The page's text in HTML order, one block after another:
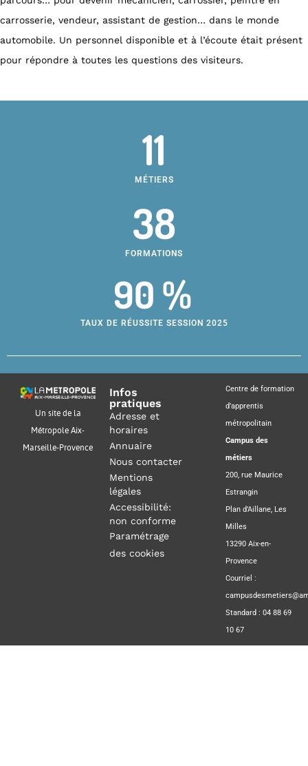
carrosserie, vendeur, assistant de gestion… dans le monde
automobile. Un personnel disponible et à l’écoute était présent
pour répondre à toutes les questions des visiteurs.
11
MÉTIERS
38
FORMATIONS
90 %
TAUX DE RÉUSSITE SESSION 2025
Un site de la
Métropole Aix-
Marseille-Provence
Infos
pratiques
Adresse et
horaires
Annuaire
Nous contacter
Mentions
légales
Accessibilité:
non conforme
Paramétrage
des cookies
Centre de formation
d’apprentis
métropolitain
Campus des
métiers
200, rue Maurice
Estrangin
Plan d’Aillane, Les
Milles
13290 Aix-en-
Provence
Courriel :
Standard : 04 88 69
10 67